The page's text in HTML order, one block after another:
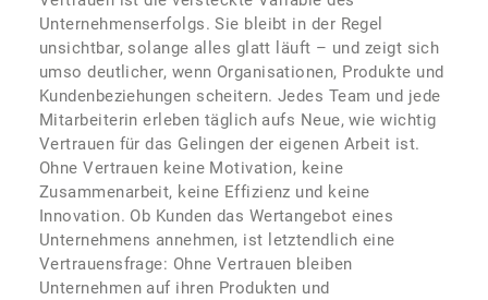
Unternehmenserfolgs. Sie bleibt in der Regel
unsichtbar, solange alles glatt läuft – und zeigt sich
umso deutlicher, wenn Organisationen, Produkte und
Kundenbeziehungen scheitern. Jedes Team und jede
Mitarbeiterin erleben täglich aufs Neue, wie wichtig
Vertrauen für das Gelingen der eigenen Arbeit ist.
Ohne Vertrauen keine Motivation, keine
Zusammenarbeit, keine Effizienz und keine
Innovation. Ob Kunden das Wertangebot eines
Unternehmens annehmen, ist letztendlich eine
Vertrauensfrage: Ohne Vertrauen bleiben
Unternehmen auf ihren Produkten und